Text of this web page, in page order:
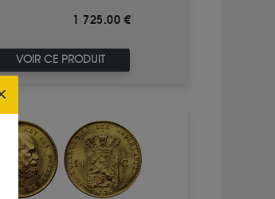
1 725.00 €
VOIR CE PRODUIT